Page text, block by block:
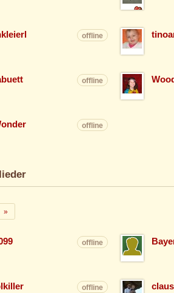
offline
offline
offline
»Weiter
offline
offline